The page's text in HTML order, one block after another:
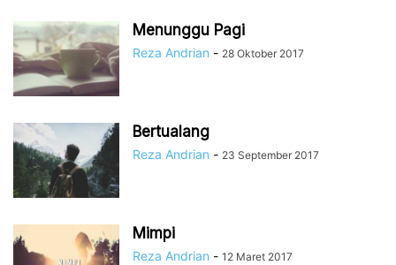
Menunggu Pagi
Reza Andrian - 28 Oktober 2017
Bertualang
Reza Andrian - 23 September 2017
Mimpi
Reza Andrian - 12 Maret 2017